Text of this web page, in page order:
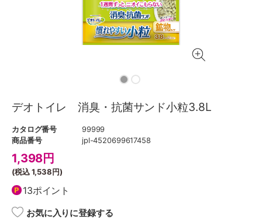
デオトイレ 消臭・抗菌サンド小粒3.8L
カタログ番号
99999
商品番号
jpl-4520699617458
1,398円
(税込1,538円)
13ポイント
お気に入りに登録する